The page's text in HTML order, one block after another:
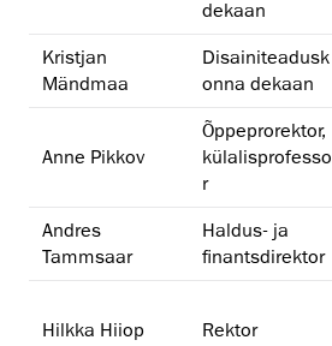
dekaan
Kristjan
Mändmaa
Disainiteadusk
onna dekaan
Anne Pikkov
Õppeprorektor,
külalisprofesso
r
Andres
Tammsaar
Haldus- ja
finantsdirektor
Hilkka Hiiop Rektor